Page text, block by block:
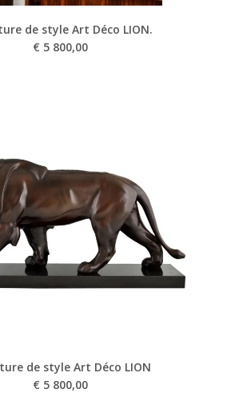
de style Art Déco LION.
€ 5 800,00
de style Art Déco LION
€ 5 800,00